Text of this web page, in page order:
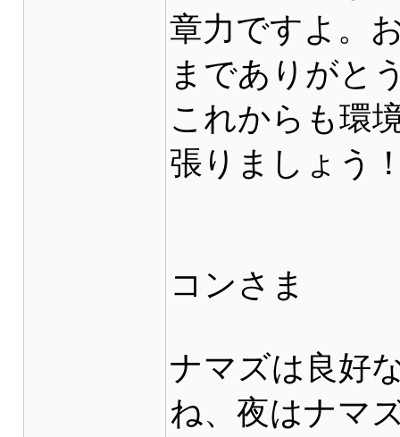
章力ですよ。
までありがと
これからも環
張りましょう
コンさま
ナマズは良好
ね、夜はナマ